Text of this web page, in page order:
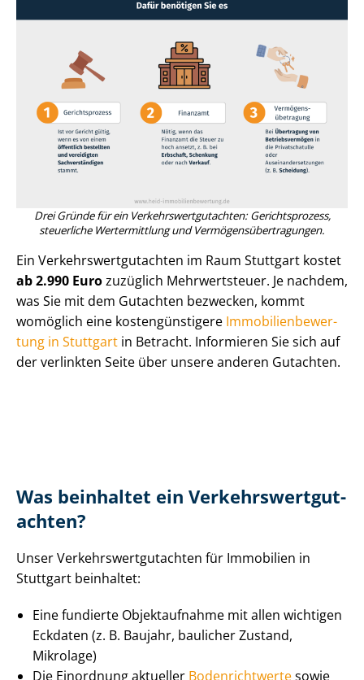
Drei Gründe für ein Ver­kehrs­wert­gut­ach­ten: Gerichtsprozess,
steuerliche Wertermittlung und Ver­mö­gens­über­tra­gun­gen.
Ein Ver­kehrs­wert­gut­ach­ten im Raum Stuttgart kostet
ab 2.990 Eurozuzüglich Mehrwertsteuer. Je nachdem,
was Sie mit dem Gutachten bezwecken, kommt
womöglich eine kos­ten­güns­ti­ge­re Im­mo­bi­li­en­be­wer­
tung in Stuttgart in Betracht. Informieren Sie sich auf
der verlinkten Seite über unsere anderen Gutachten.
Was beinhaltet ein Ver­kehrs­wert­gut­
ach­ten?
Unser Ver­kehrs­wert­gut­ach­ten für Immobilien in
Stuttgart beinhaltet:
Eine fundierte Objektaufnahme mit allen wichtigen
Eckdaten (z. B. Baujahr, baulicher Zustand,
Mikrolage)
Die Einordnung aktueller Bodenrichtwertesowie